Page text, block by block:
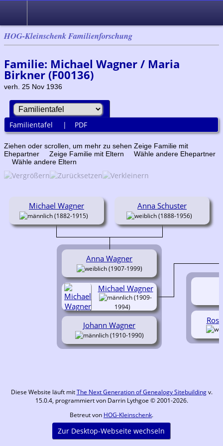
HOG-Kleinschenk Familienforschung
Familie: Michael Wagner / Maria
Birkner (F00136)
verh. 25 Nov 1936
Familientafel | PDF
Ziehen oder scrollen, um mehr zu sehen Zeige Familie mit
Ehepartner
Zeige Familie mit Eltern
Wähle andere Ehepartner
Wähle andere Eltern
Michael Wagner
(1882-1915)
Anna Schuster
(1888-1956)
Anna Wagner
(1907-1999)
Johann Wagner
(1910-1990)
Michael Wagner
(1909-
1994)
Diese Website läuft mitThe Next Generation of Genealogy Sitebuildingv.
15.0.4, programmiert von Darrin Lythgoe © 2001-2026.
Betreut von HOG-Kleinschenk.
Zur Desktop-Webseite wechseln